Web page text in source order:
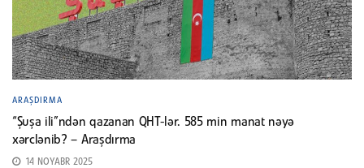
ARAŞDIRMA
“Şuşa ili”ndən qazanan QHT-lər. 585 min manat nəyə
xərclənib? – Araşdırma
14 NOYABR 2025